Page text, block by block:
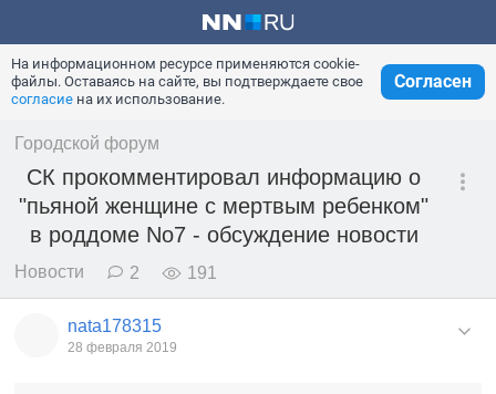
На информационном ресурсе применяются cookie-
файлы. Оставаясь на сайте, вы подтверждаете свое
согласие на их использование.
Согласен
Городской форум
СК прокомментировал информацию о
"пьяной женщине с мертвым ребенком"
в роддоме No7 - обсуждение новости
Новости 2 191
nata178315
28 февраля 2019